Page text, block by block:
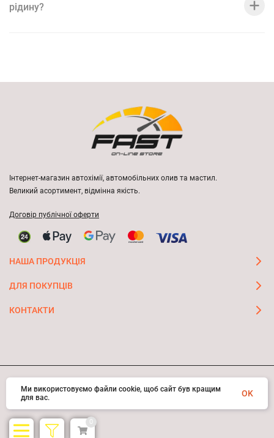
рідину?
Інтернет-магазин автохімії, автомобільних олив та мастил.
Великий асортимент, відмінна якість.
Договір публічної оферти
НАША ПРОДУКЦІЯ
ДЛЯ ПОКУПЦІВ
КОНТАКТИ
© 2026 FAST ON-LINE STORE
0
Ми використовуємо файли cookie, щоб сайт був кращим
для вас.
OK